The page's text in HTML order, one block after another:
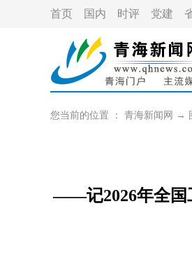
首页 国内 时评 党建
您当前的位置 ： 青海新闻网 →
——记2026年全国